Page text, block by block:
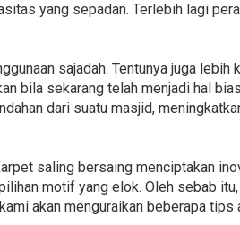
yang sepadan. Terlebih lagi
sajadah. Tentunya juga lebih
bila sekarang telah menjadi hal
dari suatu masjid,
saling bersaing menciptakan
motif yang elok. Oleh sebab
akan menguraikan beberapa tips